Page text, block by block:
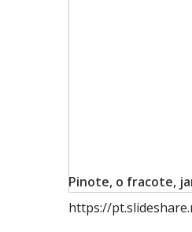
Pinote, o fracote,
https://